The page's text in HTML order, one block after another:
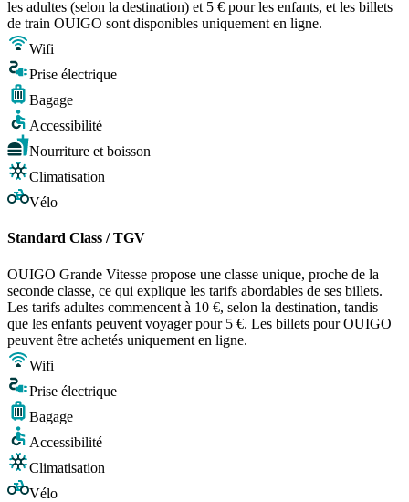
les adultes (selon la destination) et 5 € pour les enfants, et les billets
de train OUIGO sont disponibles uniquement en ligne.
Wifi
Prise électrique
Bagage
Accessibilité
Nourriture et boisson
Climatisation
Vélo
Standard Class / TGV
OUIGO Grande Vitesse propose une classe unique, proche de la
seconde classe, ce qui explique les tarifs abordables de ses billets.
Les tarifs adultes commencent à 10 €, selon la destination, tandis
que les enfants peuvent voyager pour 5 €. Les billets pour OUIGO
peuvent être achetés uniquement en ligne.
Wifi
Prise électrique
Bagage
Accessibilité
Climatisation
Vélo